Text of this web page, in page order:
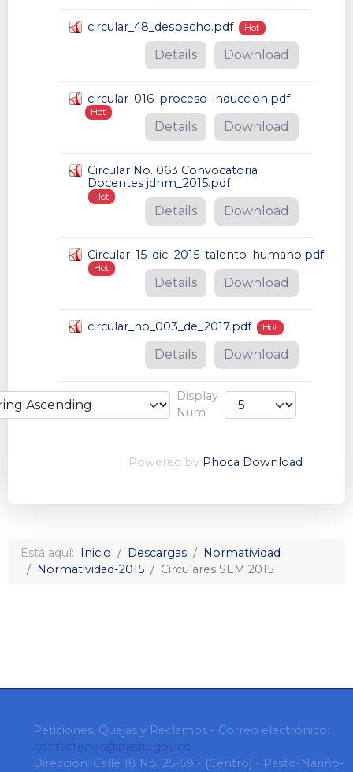
circular_48_despacho.pdf Hot
Download
Details
circular_016_proceso_induccion.pdf
Hot
Download
Details
Circular No. 063 Convocatoria
Docentes jdnm_2015.pdf
Hot
Download
Details
Circular_15_dic_2015_talento_humano.pdf
Hot
Download
Details
circular_no_003_de_2017.pdf Hot
Download
Details
Display
Num
Powered by Phoca Download
Está aquí: Inicio Descargas
Normatividad
Normatividad-2015
Circulares SEM 2015
Peticiones, Quejas y Reclamos - Correo electrónico:
contactenos@pasto.gov.co
Dirección: Calle 18 No. 25-59 - (Centro) - Pasto-Nariño-